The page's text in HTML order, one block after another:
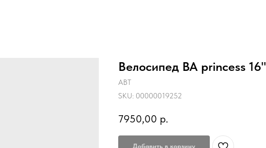
Велосипед ВА princess 16"
ABT
SKU: 00000019252
7950,00 р.
Добавить в корзину